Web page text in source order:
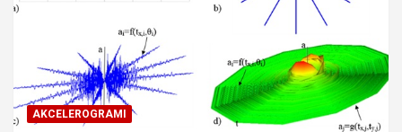
AKCELEROGRAMI